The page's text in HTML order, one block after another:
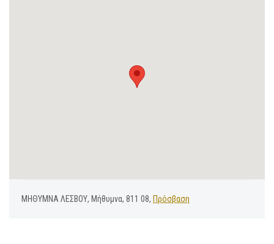
ΜΗΘΥΜΝΑ ΛΕΣΒΟΥ, Μήθυμνα, 811 08, Πρόσβαση